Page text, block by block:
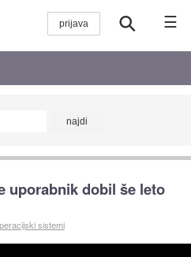
☰
uporabnik dobil še leto
sistemi